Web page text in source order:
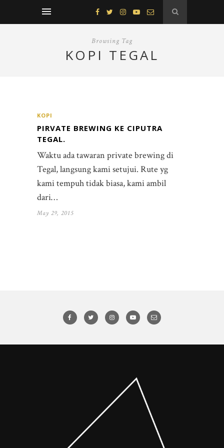
Browsing Tag
KOPI TEGAL
KOPI
PIRVATE BREWING KE CIPUTRA
TEGAL.
Waktu ada tawaran private brewing di
Tegal, langsung kami setujui. Rute yg
kami tempuh tidak biasa, kami ambil
dari…
May 29, 2015